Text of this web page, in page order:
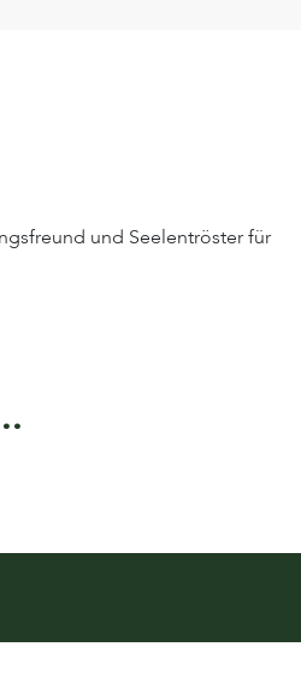
und Seelentröster für